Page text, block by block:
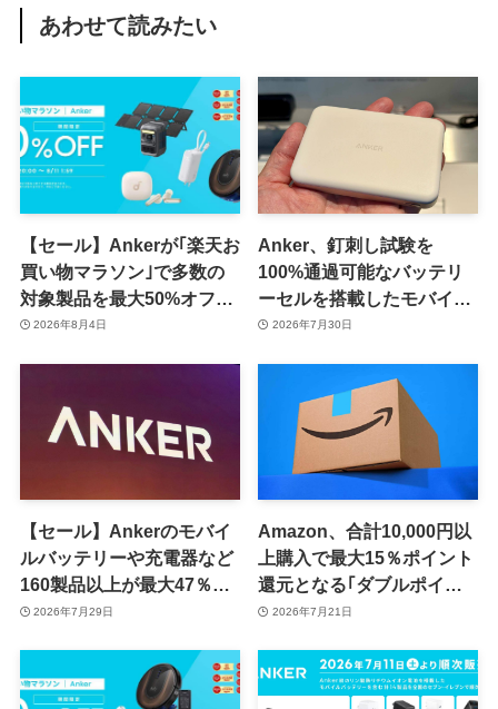
あわせて読みたい
【セール】Ankerが｢楽天お
買い物マラソン｣で多数の
対象製品を最大50%オフで
販売するセールを開催中
2026年8月4日
Anker、釘刺し試験を
100%通過可能なバッテリ
ーセルを搭載したモバイル
バッテリー｢Anker Nano
Plus)｣の一般販売を開始
2026年7月30日
【セール】Ankerのモバイ
ルバッテリーや充電器など
160製品以上が最大47％オ
フに
2026年7月29日
Amazon、合計10,000円以
上購入で最大15％ポイント
還元となる｢ダブルポイン
ト Rush｣キャンペーンを開
象に
2026年7月21日